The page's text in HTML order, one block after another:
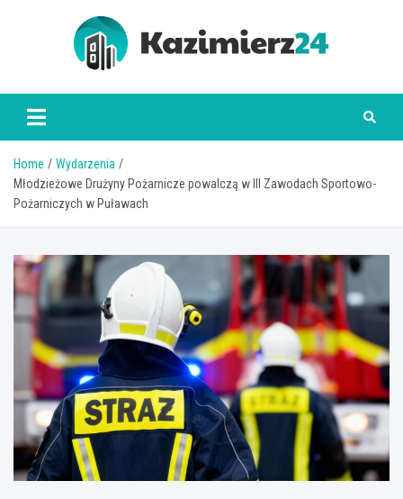
kazimierz24.pl
Home
Wydarzenia
Młodzieżowe Drużyny Pożarnicze powalczą w III Zawodach Sportowo-
Pożarniczych w Puławach